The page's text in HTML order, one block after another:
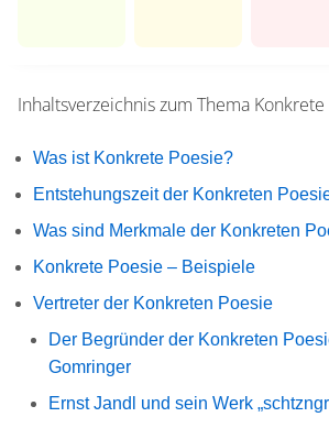
Inhaltsverzeichnis zum Thema Konkrete
Was ist Konkrete Poesie?
Entstehungszeit der Konkreten
Was sind Merkmale der Konkreten
Konkrete Poesie – Beispiele
Vertreter der Konkreten Poesie
Der Begründer der Konkreten
Gomringer
Ernst Jandl und sein Werk